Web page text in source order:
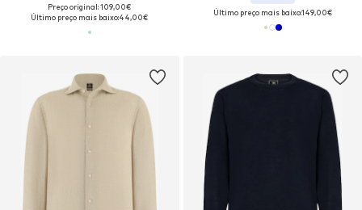
Preço original: 109,00€
Último preço mais baixo:44,00€
Último preço mais baixo:149,00€